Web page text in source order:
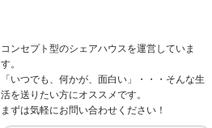
コンセプト型のシェアハウスを運営していま
す。
「いつでも、何かが、面白い」・・・そんな生
活を送りたい方にオススメです。
まずは気軽にお問い合わせください！